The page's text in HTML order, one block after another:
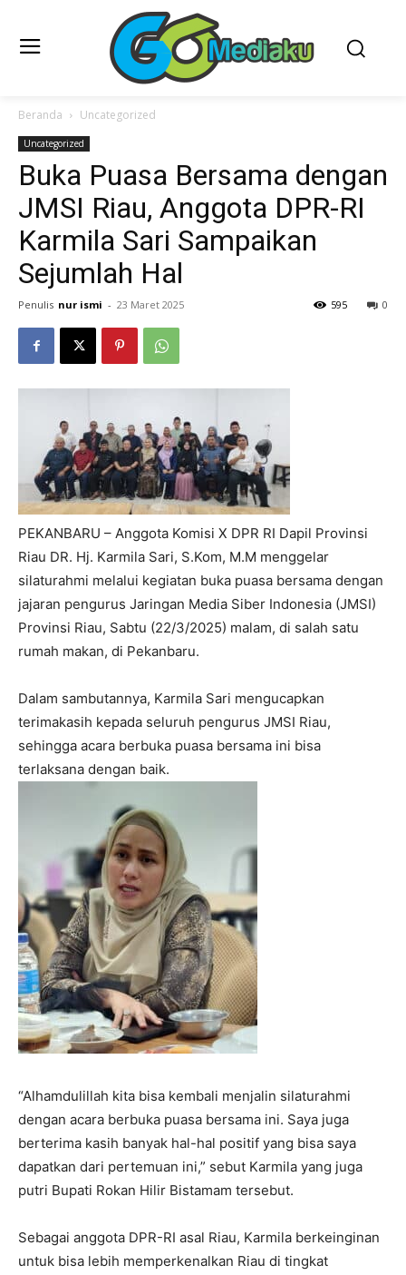
Beranda Uncategorized
Uncategorized
Buka Puasa Bersama dengan
JMSI Riau, Anggota DPR-RI
Karmila Sari Sampaikan
Sejumlah Hal
Penulis nur ismi - 23 Maret 2025 0
595
PEKANBARU – Anggota Komisi X DPR RI Dapil Provinsi
Riau DR. Hj. Karmila Sari, S.Kom, M.M menggelar
silaturahmi melalui kegiatan buka puasa bersama dengan
jajaran pengurus Jaringan Media Siber Indonesia (JMSI)
Provinsi Riau, Sabtu (22/3/2025) malam, di salah satu
rumah makan, di Pekanbaru.
Dalam sambutannya, Karmila Sari mengucapkan
terimakasih kepada seluruh pengurus JMSI Riau,
sehingga acara berbuka puasa bersama ini bisa
terlaksana dengan baik.
“Alhamdulillah kita bisa kembali menjalin silaturahmi
dengan acara berbuka puasa bersama ini. Saya juga
berterima kasih banyak hal-hal positif yang bisa saya
dapatkan dari pertemuan ini,” sebut Karmila yang juga
putri Bupati Rokan Hilir Bistamam tersebut.
Sebagai anggota DPR-RI asal Riau, Karmila berkeinginan
untuk bisa lebih memperkenalkan Riau di tingkat